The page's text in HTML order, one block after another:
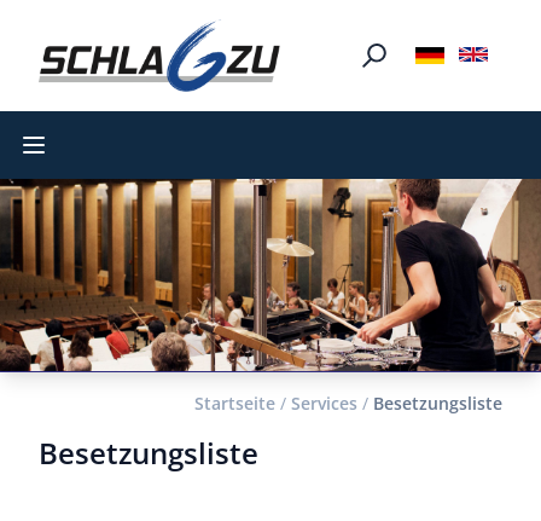
Open main menu
Startseite / Services / Besetzungsliste
Besetzungsliste